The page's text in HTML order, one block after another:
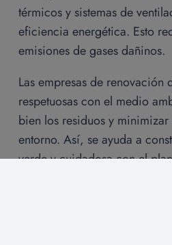
térmicos y sistemas de
eficiencia energética. Esto
emisiones de gases dañinos.
Las empresas de renovación
respetuosas con el medio
bien los residuos y
entorno. Así, se ayuda a
verde y cuidadosa con el